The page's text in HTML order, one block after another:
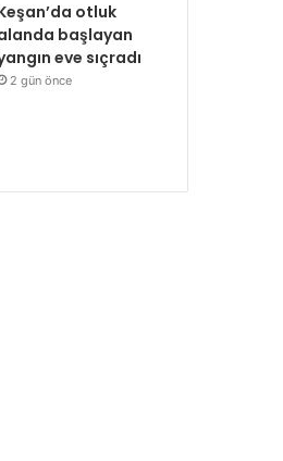
otluk
başlayan
eve sıçradı
2 gün önce